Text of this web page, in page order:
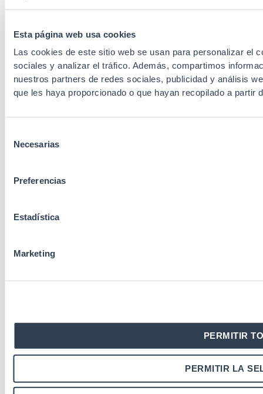
Esta página web usa cookies
Las cookies de este sitio web se usan para personalizar el
sociales y analizar el tráfico. Además, compartimos
nuestros partners de redes sociales, publicidad y análisis
que les haya proporcionado o que hayan recopilado a
Necesarias
Preferencias
Estadística
Marketing
PERMITIR
PERMITIR LA
¿Por qué elegir centros de
datos de GTLAN?
Si quieres comprar un armario rack de alto
rendimiento, duradero, resistente y de calidad,
contamos con un catálogo muy amplio con diferentes